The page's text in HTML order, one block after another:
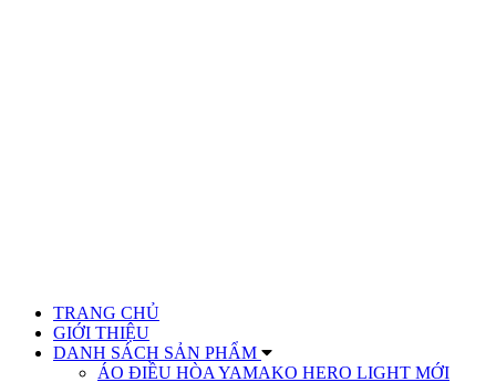
TRANG CHỦ
GIỚI THIỆU
DANH SÁCH SẢN PHẨM
ÁO ĐIỀU HÒA YAMAKO HERO LIGHT MỚI